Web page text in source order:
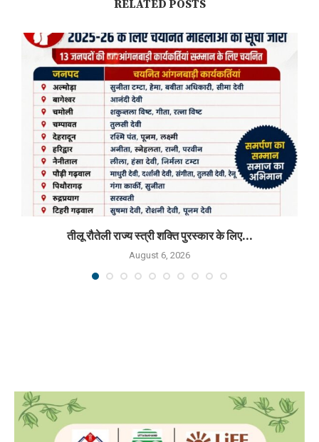
RELATED POSTS
तीलू रौतेली राज्य स्त्री शक्ति पुरस्कार के लिए...
August 6, 2026